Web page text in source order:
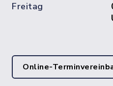
Freitag
Online-